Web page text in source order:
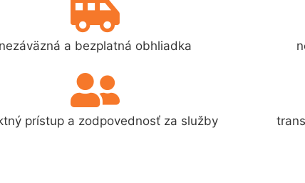
nezáväzná a bezplatná obhliadka
prístup a zodpovednosť za služby